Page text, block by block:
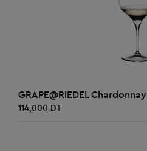
AJOUTER
GRAPE@RIEDEL
114,000 DT